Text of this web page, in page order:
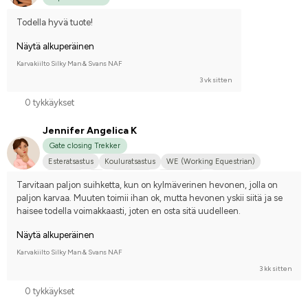
Todella hyvä tuote!
Näytä alkuperäinen
Karvakiilto Silky Man & Svans NAF
3 vk sitten
0 tykkäykset
Jennifer Angelica K
Gate closing Trekker
Esteratsastus
Kouluratsastus
WE (Working Equestrian)
Tarvitaan paljon suihketta, kun on kylmäverinen hevonen, jolla on
paljon karvaa. Muuten toimii ihan ok, mutta hevonen yskii siitä ja se
haisee todella voimakkaasti, joten en osta sitä uudelleen.
Näytä alkuperäinen
Karvakiilto Silky Man & Svans NAF
3 kk sitten
0 tykkäykset